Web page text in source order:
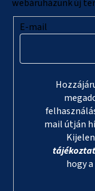
webáruházunk új
E-mail
mail útján
hogy